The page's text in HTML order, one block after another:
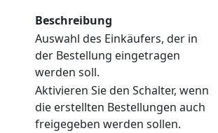
Beschreibung
Auswahl des Einkäufers, der in
der Bestellung eingetragen
werden soll.
Aktivieren Sie den Schalter, wenn
die erstellten Bestellungen auch
freigegeben werden sollen.